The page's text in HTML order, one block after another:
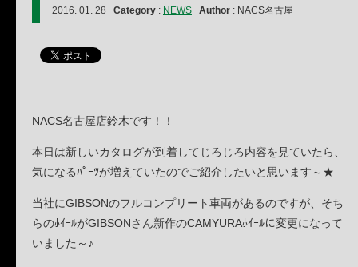
2016. 01. 28 Category : NEWS Author : NACS名古屋
NACS名古屋店鈴木です！！
本日は新しいカタログが到着してじろじろ内容を見ていたら、
気になるﾊﾟｰﾂが増えていたのでご紹介したいと思います～★
当社にGIBSONのフルコンプリート車両があるのですが、そち
らのﾎｲｰﾙがGIBSONさん新作のCAMYURAﾎｲｰﾙに変更になって
いました～♪